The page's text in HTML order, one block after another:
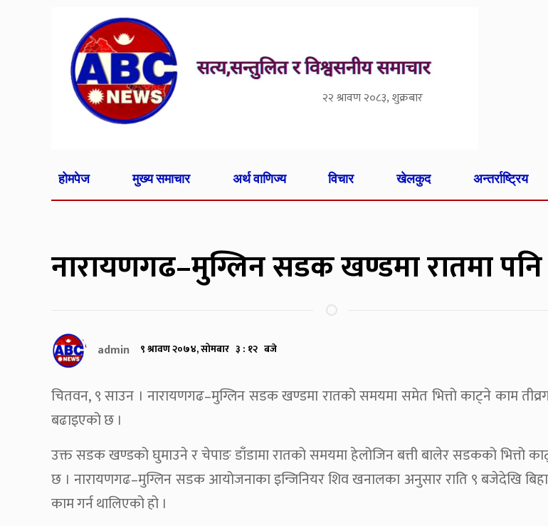
२२ श्रावण २०८३, शुक्रबार
होमपेज मुख्य समाचार अर्थ वाणिज्य विचार खेलकुद अन्तर्राष्ट्रिय
नारायणगढ–मुग्लिन सडक खण्डमा रातमा
admin ९ श्रावण २०७४, सोमबार ३ : १२ बजे
चितवन, ९ साउन । नारायणगढ–मुग्लिन सडक खण्डमा रातको समयमा समेत भित्तो काट्ने काम
बढाइएको छ ।
उक्त सडक खण्डको घुमाउने र चेपाङ डाँडामा रातको समयमा हेलोजिन बत्ती बालेर सडकको भित्तो
छ । नारायणगढ–मुग्लिन सडक आयोजनाका इन्जिनियर शिव खनालका अनुसार राति ९ बजेदेखि
काम गर्न थालिएको हो ।